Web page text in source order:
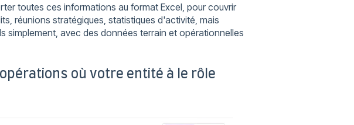
toutes ces informations au format Excel, pour couvrir
réunions stratégiques, statistiques d'activité, mais
simplement, avec des données terrain et opérationnelles
où votre entité à le rôle